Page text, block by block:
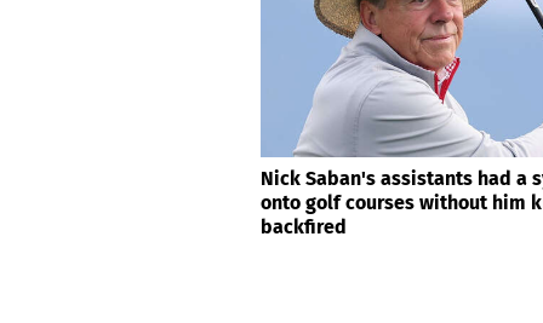
Nick Saban's assistants had a
onto golf courses without him
backfired